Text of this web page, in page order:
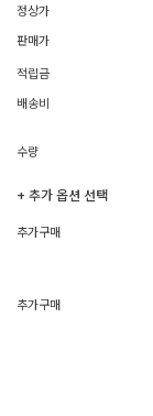
정상가
판매가
적립금
배송비
수량
+ 추가 옵션 선택
추가구매
추가구매